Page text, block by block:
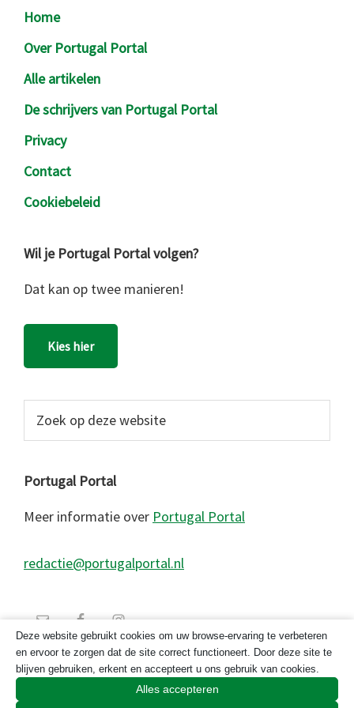
Footer
Home
Over Portugal Portal
Alle artikelen
De schrijvers van Portugal Portal
Privacy
Contact
Cookiebeleid
Wil je Portugal Portal volgen?
Dat kan op twee manieren!
Kies hier
website
Portugal Portal
Meer informatie over Portugal Portal
redactie@portugalportal.nl
Deze website gebruikt cookies om uw browse-ervaring te verbeteren
en ervoor te zorgen dat de site correct functioneert. Door deze site te
blijven gebruiken, erkent en accepteert u ons gebruik van cookies.
Alles accepteren